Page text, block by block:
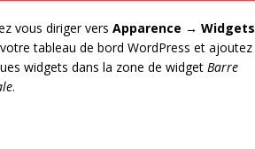
vous diriger vers Apparence → Widgets
tableau de bord WordPress et ajoutez
widgets dans la zone de widget Barre
.